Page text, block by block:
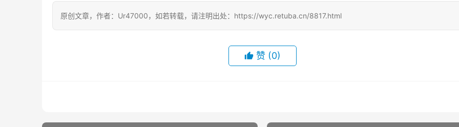
原创文章，作者：Ur47000，如若转载，请注明出处：https://wyc.retuba.cn/8817.html
赞 (0)